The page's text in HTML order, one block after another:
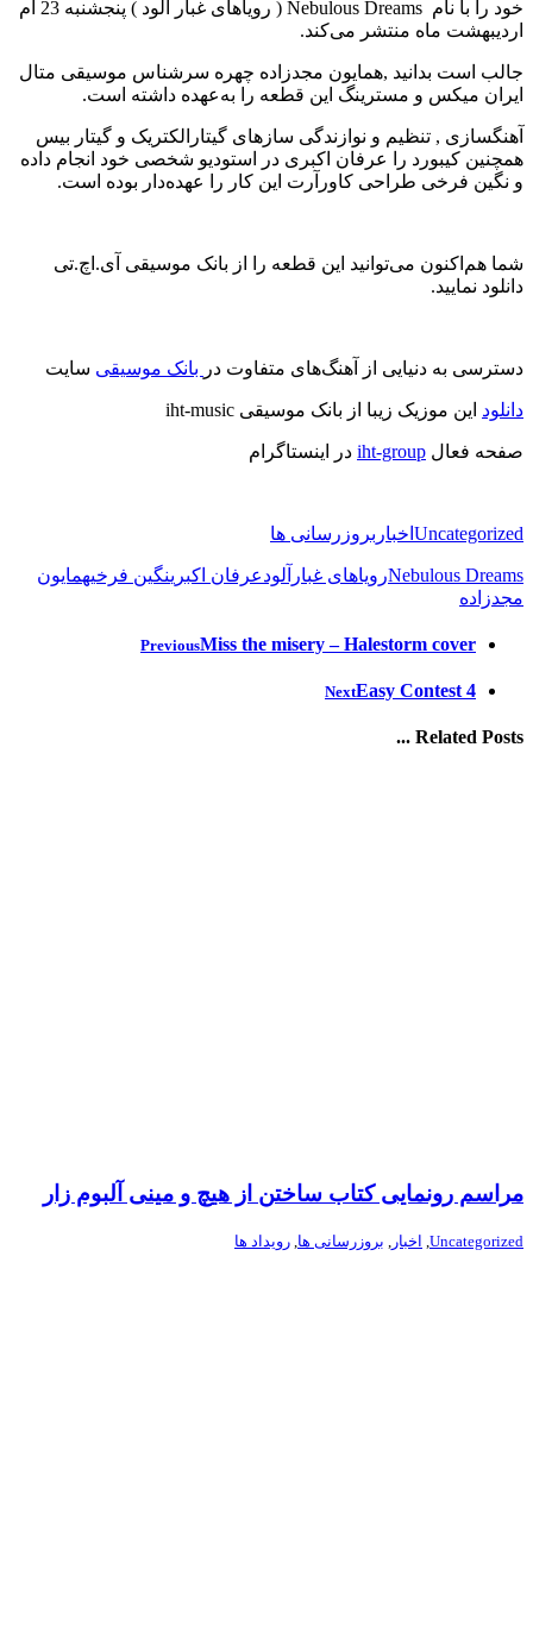
خود را با نام Nebulous Dreams ( رویاهای غبار آلود ) پنجشنبه 23 ام
اردیبهشت ماه منتشر می‌کند.
جالب است بدانید ,همایون مجدزاده چهره سرشناس موسیقی متال
ایران میکس و مسترینگ این قطعه را به‌عهده داشته است.
آهنگسازی , تنظیم و نوازندگی سازهای گیتارالکتریک و گیتار بیس
همچنین کیبورد را عرفان اکبری در استودیو شخصی خود انجام داده
و نگین فرخی طراحی کاورآرت این کار را عهده‌دار بوده است.
شما هم‌اکنون می‌توانید این قطعه را از بانک موسیقی آی.اچ.تی
دانلود نمایید.
دسترسی به دنیایی از آهنگ‌های متفاوت در بانک موسیقی سایت
دانلود این موزیک زیبا از بانک موسیقی iht-music
صفحه فعال iht-group در اینستاگرام
Uncategorized اخبار بروزرسانی ها
Nebulous Dreamsرویاهای غبارآلودعرفان اکبرینگین فرخیهمایون
مجدزاده
PreviousMiss the misery – Halestorm cover
NextEasy Contest 4
Related Posts ...
مراسم رونمایی کتاب ساختن از هیچ و مینی آلبوم زار
Uncategorized
, اخبار , بروزرسانی ها, رویداد ها